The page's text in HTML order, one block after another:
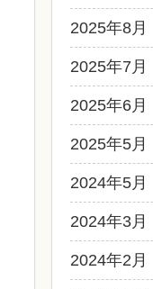
2025年8月
2025年7月
2025年6月
2025年5月
2024年5月
2024年3月
2024年2月